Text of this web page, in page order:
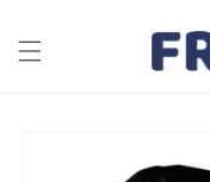
al contenido